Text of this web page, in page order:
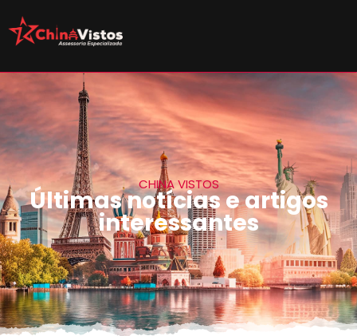
CHINA VISTOS
Últimas notícias e artigos
interessantes